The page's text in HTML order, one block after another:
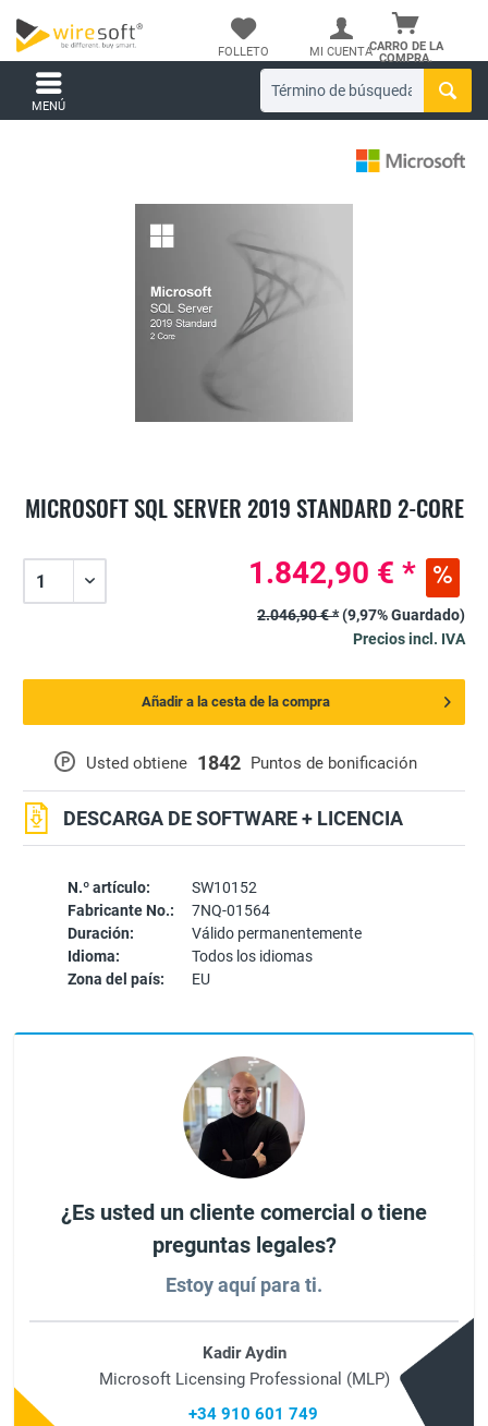
CARRO DE LA
COMPRA.
FOLLETO MI CUENTA
MENÚ
MICROSOFT SQL SERVER 2019 STANDARD 2-CORE
N.º artículo:
SW10152
Fabricante No.:
7NQ-01564
Duración:
Válido permanentemente
Idioma:
Todos los idiomas
Zona del país:
EU
P Usted obtiene 1842 Puntos de bonificación
DESCARGA DE SOFTWARE + LICENCIA
1.842,90 € *
2.046,90 € *(9,97% Guardado)
Precios incl. IVA
Añadir a la cesta de la compra
¿Es usted un cliente comercial o tiene
preguntas legales?
Estoy aquí para ti.
Kadir Aydin
Microsoft Licensing Professional (MLP)
+34 910 601 749